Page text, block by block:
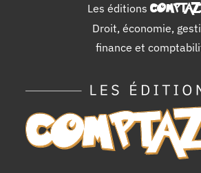
Les éditions
Droit, économie,
finance et